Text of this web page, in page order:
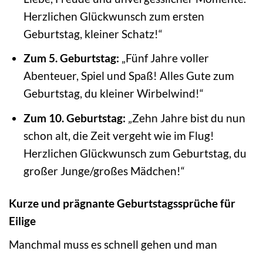
Herzlichen Glückwunsch zum ersten
Geburtstag, kleiner Schatz!“
Zum 5. Geburtstag: „Fünf Jahre voller
Abenteuer, Spiel und Spaß! Alles Gute zum
Geburtstag, du kleiner Wirbelwind!“
Zum 10. Geburtstag: „Zehn Jahre bist du nun
schon alt, die Zeit vergeht wie im Flug!
Herzlichen Glückwunsch zum Geburtstag, du
großer Junge/großes Mädchen!“
Kurze und prägnante Geburtstagssprüche für
Eilige
Manchmal muss es schnell gehen und man